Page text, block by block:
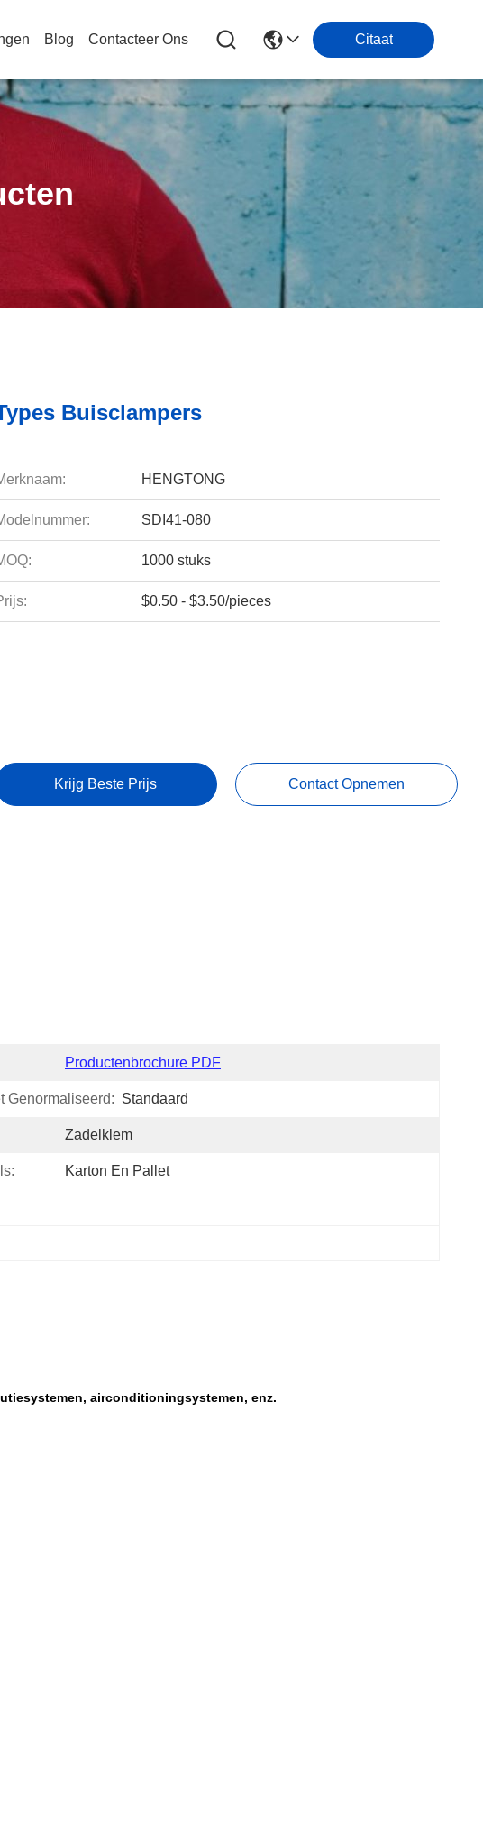
Blog Contacteer Ons Citaat
Buisclampers
HENGTONG
SDI41-080
1000 stuks
$0.50 - $3.50/pieces
Krijg Beste Prijs Contact Opnemen
Productenbrochure PDF
Genormaliseerd: Standaard
Zadelklem
Karton En Pallet
airconditioningsystemen, enz.